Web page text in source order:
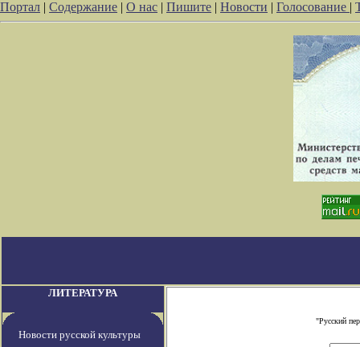
Портал | Содержание | О нас | Пишите | Новости | Голосование |
ЛИТЕРАТУРА
Новости русской культуры
"Русский